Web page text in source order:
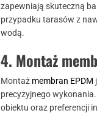
zapewniają skuteczną
przypadku tarasów z
wodą.
4. Montaż
Montaż membran EPDM
precyzyjnego
obiektu oraz preferencji